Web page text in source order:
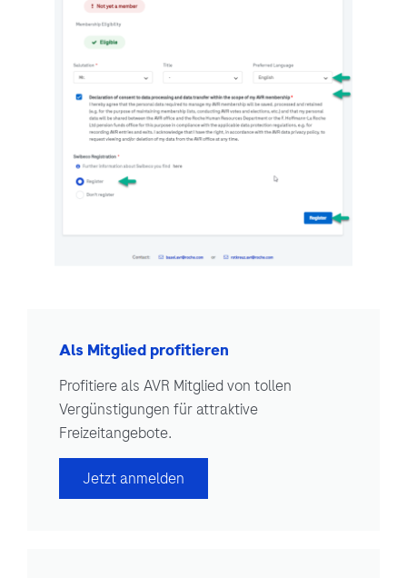
Als Mitglied profitieren
Profitiere als AVR Mitglied von tollen
Vergünstigungen für attraktive
Freizeitangebote.
Jetzt anmelden